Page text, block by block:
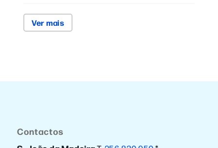
Ver mais
Contactos